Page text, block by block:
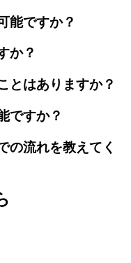
能ですか？
か？
とはありますか？
ですか？
の流れを教えてく